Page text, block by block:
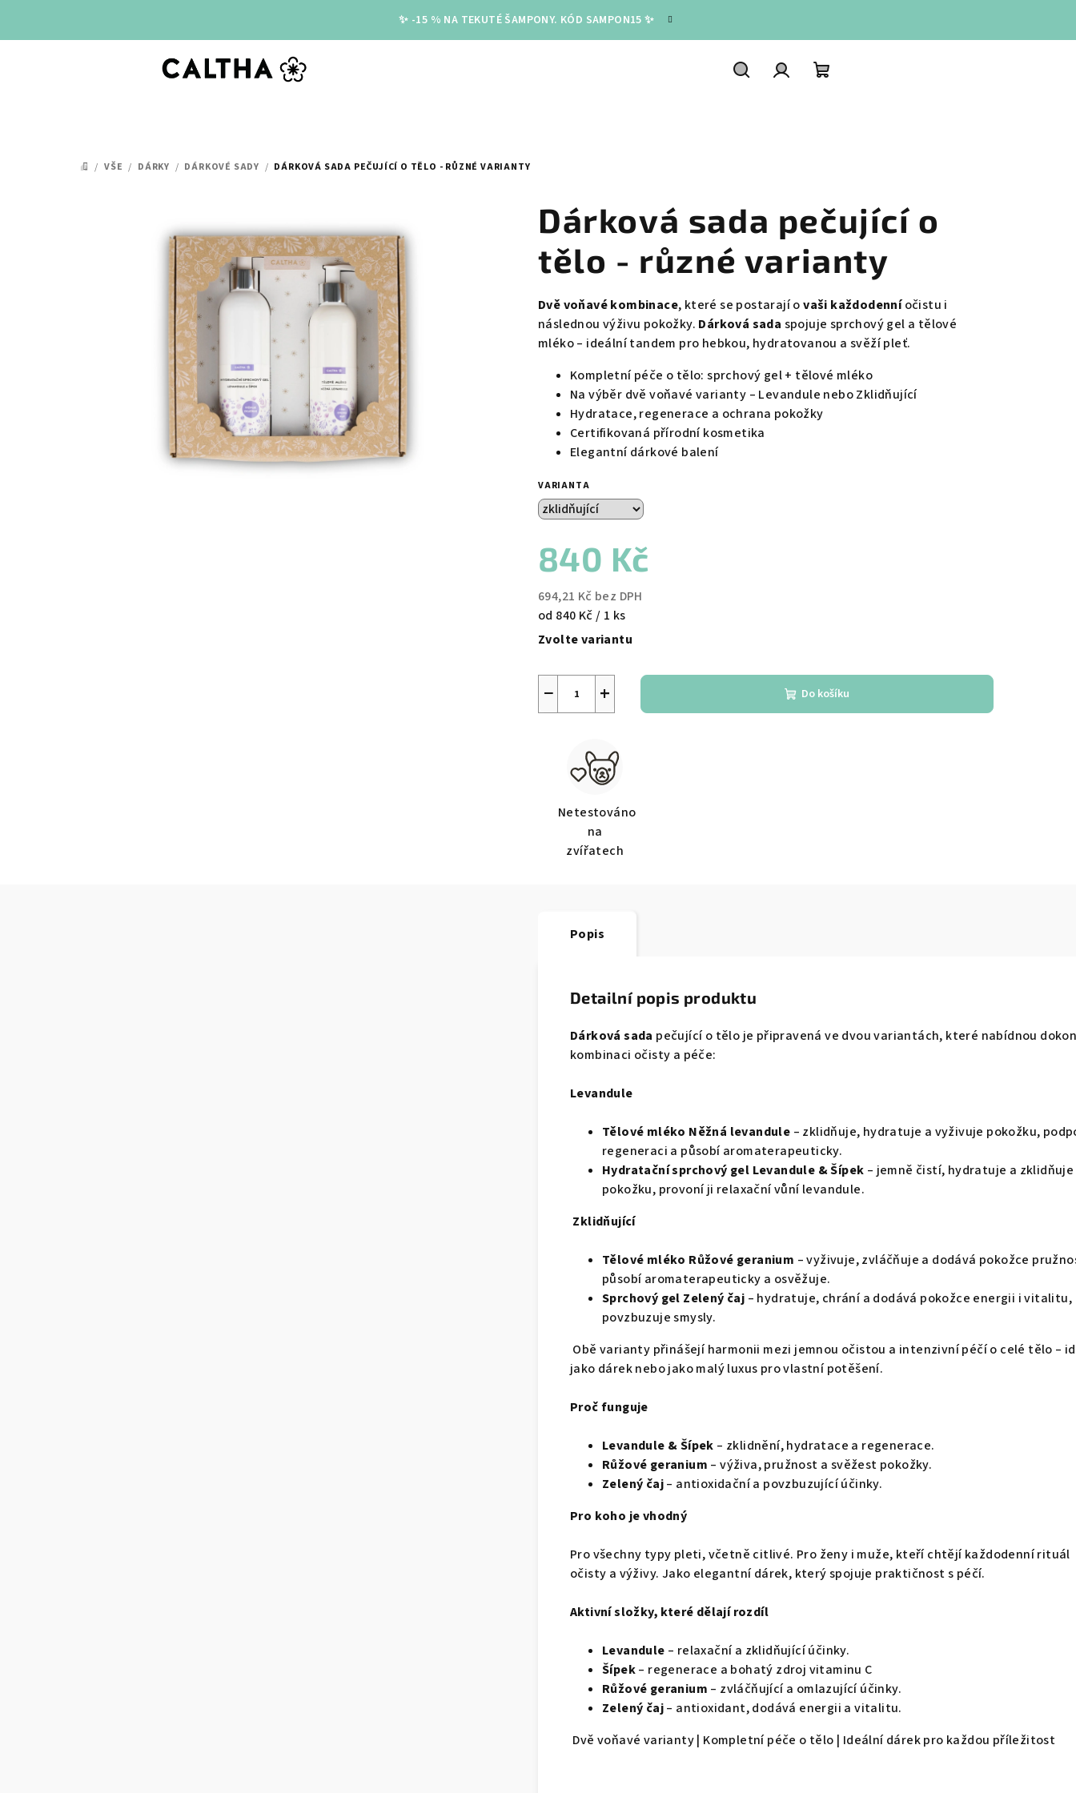
✨ -15 % NA TEKUTÉ ŠAMPONY. KÓD SAMPON15 ✨
DOMŮ
/ VŠE / DÁRKY / DÁRKOVÉ SADY / DÁRKOVÁ SADA PEČUJÍCÍ O TĚLO - RŮZNÉ VARIANTY
Dárková sada pečující o
tělo - různé varianty
Dvě voňavé kombinace, které se postarají ovaši každodenníočistu i
následnou výživu pokožky. Dárková sada spojuje sprchový gel a tělové
mléko – ideální tandem pro hebkou, hydratovanou a svěží pleť.
Kompletní péče o tělo: sprchový gel + tělové mléko
Na výběr dvě voňavé varianty – Levandule nebo Zklidňující
Hydratace, regenerace a ochrana pokožky
Certifikovaná přírodní kosmetika
Elegantní dárkové balení
VARIANTA
840 Kč
694,21 Kč bez DPH
Měrná
cena:
od 840 Kč / 1 ks
Zvolte variantu
+
− Do košíku
Netestováno
na
zvířatech
Popis
Detailní popis produktu
Dárková sada pečující o tělo je připravená ve dvou variantách, které nabídnou
kombinaci očisty a péče:
Levandule
Tělové mléko Něžná levandule – zklidňuje, hydratuje a vyživuje pokožku,
regeneraci a působí aromaterapeuticky.
Hydratační sprchový gel Levandule & Šípek – jemně čistí, hydratuje a zklidňuje
pokožku, provoní ji relaxační vůní levandule.
Zklidňující
Tělové mléko Růžové geranium – vyživuje, zvláčňuje a dodává pokožce
působí aromaterapeuticky a osvěžuje.
Sprchový gel Zelený čaj – hydratuje, chrání a dodává pokožce energii i vitalitu,
povzbuzuje smysly.
Obě varianty přinášejí harmonii mezi jemnou očistou a intenzivní péčí o celé tělo –
jako dárek nebo jako malý luxus pro vlastní potěšení.
Proč funguje
Levandule & Šípek – zklidnění, hydratace a regenerace.
Růžové geranium – výživa, pružnost a svěžest pokožky.
Zelený čaj– antioxidační a povzbuzující účinky.
Pro koho je vhodný
Pro všechny typy pleti, včetně citlivé. Pro ženy i muže, kteří chtějí každodenní rituál
očisty a výživy. Jako elegantní dárek, který spojuje praktičnost s péčí.
Aktivní složky, které dělají rozdíl
Levandule – relaxační a zklidňující účinky.
Šípek– regenerace a bohatý zdroj vitaminu C
Růžové geranium – zvláčňující a omlazující účinky.
Zelený čaj– antioxidant, dodává energii a vitalitu.
Dvě voňavé varianty | Kompletní péče o tělo | Ideální dárek pro každou příležitost